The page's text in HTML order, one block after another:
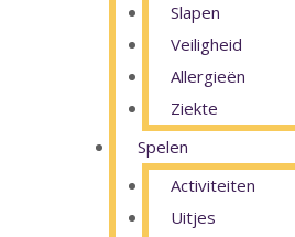
Slapen
Veiligheid
Allergieën
Ziekte
Spelen
Activiteiten
Uitjes